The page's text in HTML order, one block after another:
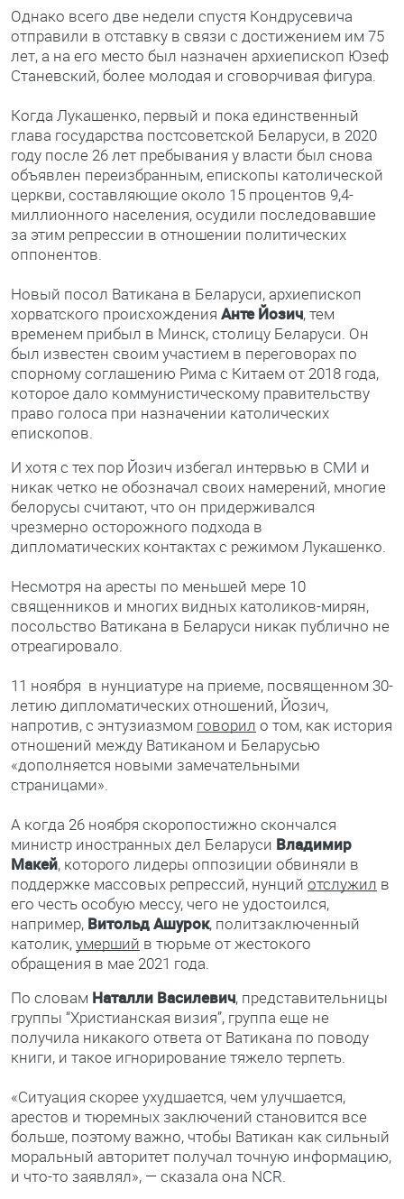
Однако всего две недели спустя Кондрусевича
отправили в отставку в связи с достижением им 75
лет, а на его место был назначен архиепископ Юзеф
Станевский, более молодая и сговорчивая фигура.
Когда Лукашенко, первый и пока единственный
глава государства постсоветской Беларуси, в 2020
году после 26 лет пребывания у власти был снова
объявлен переизбранным, епископы католической
церкви, составляющие около 15 процентов 9,4-
миллионного населения, осудили последовавшие
за этим репрессии в отношении политических
оппонентов.
Новый посол Ватикана в Беларуси, архиепископ
хорватского происхождения Анте Йозич, тем
временем прибыл в Минск, столицу Беларуси. Он
был известен своим участием в переговорах по
спорному соглашению Рима с Китаем от 2018 года,
которое дало коммунистическому правительству
право голоса при назначении католических
епископов.
И хотя с тех пор Йозич избегал интервью в СМИ и
никак четко не обозначал своих намерений, многие
белорусы считают, что он придерживался
чрезмерно осторожного подхода в
дипломатических контактах с режимом Лукашенко.
Несмотря на аресты по меньшей мере 10
священников и многих видных католиков-мирян,
посольство Ватикана в Беларуси никак публично не
отреагировало.
11 ноября в нунциатуре на приеме, посвященном 30-
летию дипломатических отношений, Йозич,
напротив, с энтузиазмом говорил о том, как история
отношений между Ватиканом и Беларусью
«дополняется новыми замечательными
страницами».
А когда 26 ноября скоропостижно скончался
министр иностранных дел Беларуси Владимир
Макей, которого лидеры оппозиции обвиняли в
поддержке массовых репрессий, нунций отслужил в
его честь особую мессу, чего не удостоился,
например, Витольд Ашурок, политзаключенный
католик,умерший в тюрьме от жестокого
обращения в мае 2021 года.
По словам Наталли Василевич, представительницы
группы “Христианская визия”, группа еще не
получила никакого ответа от Ватикана по поводу
книги, и такое игнорирование тяжело терпеть.
«Ситуация скорее ухудшается, чем улучшается,
арестов и тюремных заключений становится все
больше, поэтому важно, чтобы Ватикан как сильный
моральный авторитет получал точную информацию,
и что-то заявлял», — сказала она NCR.